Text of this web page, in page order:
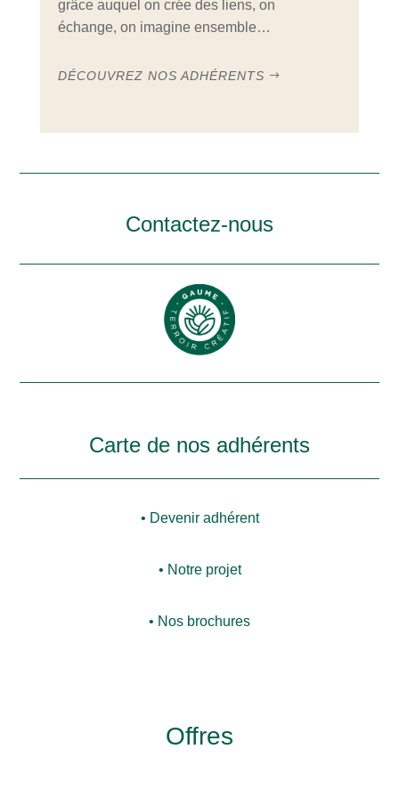
grâce auquel on crée des liens, on
échange, on imagine ensemble…
DÉCOUVREZ NOS ADHÉRENTS
Contactez-nous
Carte de nos adhérents
• Devenir adhérent
• Notre projet
• Nos brochures
Offres